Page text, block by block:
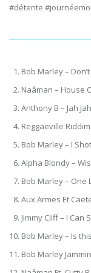
#détente
‪Bob Marley –
‪Naâman – House
‪Anthony B – Jah
Reggaeville
‪Bob Marley – I
‪Alpha Blondy –
‪Bob Marley – One
‪Aux Armes Et
‪Jimmy Cliff – I Can
‪Bob Marley – Is
‪Bob Marley Jammin‬